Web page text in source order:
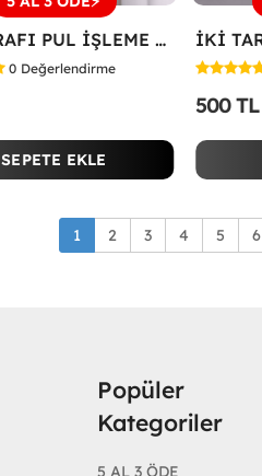
İKİ TARAFI PUL İŞLEME ÇİÇEKLİ TİŞÖRT Beyaz
0 Değerlendirme
SEPETE EKLE
500 TL
1 2 3 4 5 6
Popüler
Kategoriler
5 AL 3 ÖDE